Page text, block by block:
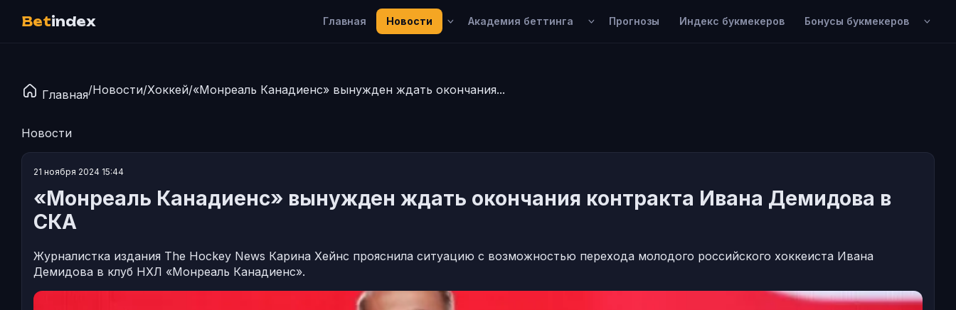
Betindex Главная Новости Академия беттинга Прогнозы Индекс букмекеров Бонусы букмекеров
Главная/Новости/Хоккей/«Монреаль Канадиенс» вынужден ждать окончания...
Новости
21 ноября 2024 15:44
«Монреаль Канадиенс» вынужден ждать окончания контракта Ивана Демидова в
СКА
Журналистка издания The Hockey News Карина Хейнс прояснила ситуацию с возможностью перехода молодого российского хоккеиста Ивана
Демидова в клуб НХЛ «Монреаль Канадиенс».